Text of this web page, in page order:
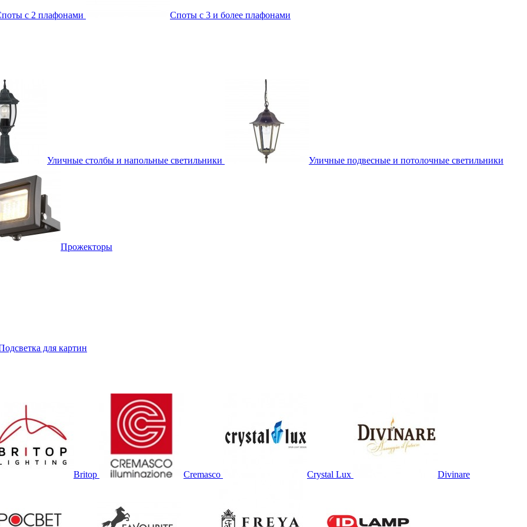
с 2 плафонами Споты с 3 и более плафонами
Уличные столбы и напольные светильники Уличные подвесные и потолочные светильники
Прожекторы
для картин
Britop Cremasco Crystal Lux Divinare